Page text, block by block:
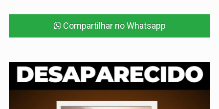
Compartilhar no Whatsapp